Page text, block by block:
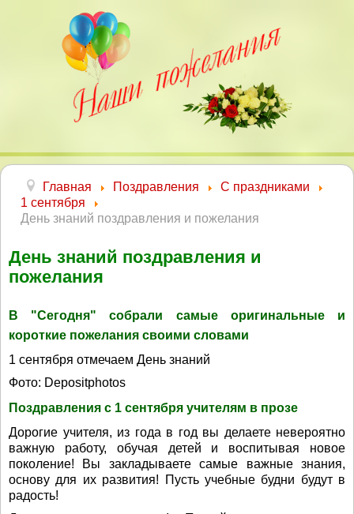
Главная Поздравления
С праздниками
1 сентября
День знаний поздравления и пожелания
День знаний поздравления и
пожелания
В "Сегодня" собрали самые оригинальные и
короткие пожелания своими словами
1 сентября отмечаем День знаний
Фото: Depositphotos
Поздравления с 1 сентября учителям в прозе
Дорогие учителя, из года в год вы делаете невероятно
важную работу, обучая детей и воспитывая новое
поколение! Вы закладываете самые важные знания,
основу для их развития! Пусть учебные будни будут в
радость!